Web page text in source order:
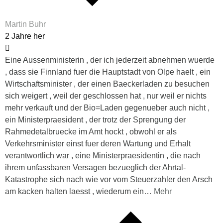
Martin Buhr
2 Jahre her
Eine Aussenministerin , der ich jederzeit abnehmen wuerde
, dass sie Finnland fuer die Hauptstadt von Olpe haelt , ein
Wirtschaftsminister , der einen Baeckerladen zu besuchen
sich weigert , weil der geschlossen hat , nur weil er nichts
mehr verkauft und der Bio=Laden gegenueber auch nicht ,
ein Ministerpraesident , der trotz der Sprengung der
Rahmedetalbruecke im Amt hockt , obwohl er als
Verkehrsminister einst fuer deren Wartung und Erhalt
verantwortlich war , eine Ministerpraesidentin , die nach
ihrem unfassbaren Versagen bezueglich der Ahrtal-
Katastrophe sich nach wie vor vom Steuerzahler den Arsch
am kacken halten laesst , wiederum ein… Mehr